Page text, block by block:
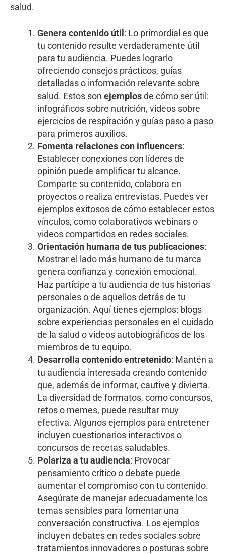
salud.
Genera contenido útil: Lo primordial es que
tu contenido resulte verdaderamente útil
para tu audiencia. Puedes lograrlo
ofreciendo consejos prácticos, guías
detalladas o información relevante sobre
salud. Estos son ejemplosde cómo ser útil:
infográficos sobre nutrición, videos sobre
ejercicios de respiración y guías paso a paso
para primeros auxilios.
Fomenta relaciones con influencers:
Establecer conexiones con líderes de
opinión puede amplificar tu alcance.
Comparte su contenido, colabora en
proyectos o realiza entrevistas. Puedes ver
ejemplos exitosos de cómo establecer estos
vínculos, como colaborativos webinars o
videos compartidos en redes sociales.
Orientación humana de tus publicaciones:
Mostrar el lado más humano de tu marca
genera confianza y conexión emocional.
Haz partícipe a tu audiencia de tus historias
personales o de aquellos detrás de tu
organización. Aquí tienes ejemplos: blogs
sobre experiencias personales en el cuidado
de la salud o videos autobiográficos de los
miembros de tu equipo.
Desarrolla contenido entretenido: Mantén a
tu audiencia interesada creando contenido
que, además de informar, cautive y divierta.
La diversidad de formatos, como concursos,
retos o memes, puede resultar muy
efectiva. Algunos ejemplos para entretener
incluyen cuestionarios interactivos o
concursos de recetas saludables.
Polariza a tu audiencia: Provocar
pensamiento crítico o debate puede
aumentar el compromiso con tu contenido.
Asegúrate de manejar adecuadamente los
temas sensibles para fomentar una
conversación constructiva. Los ejemplos
incluyen debates en redes sociales sobre
tratamientos innovadores o posturas sobre